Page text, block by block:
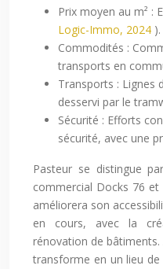
Prix moyen au m² :
Logic-Immo, 2024 ).
Commodités :
transports en
Transports : Lignes
desservi par le
Sécurité : Efforts
sécurité, avec une
Pasteur se distingue
commercial Docks 76
améliorera son
en cours, avec la
rénovation de
transforme en un lieu